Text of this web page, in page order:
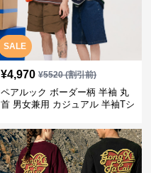
SALE
¥4,970 ¥5520(割引前)
ペアルック ボーダー柄 半袖 丸
首 男女兼用 カジュアル 半袖Tシ